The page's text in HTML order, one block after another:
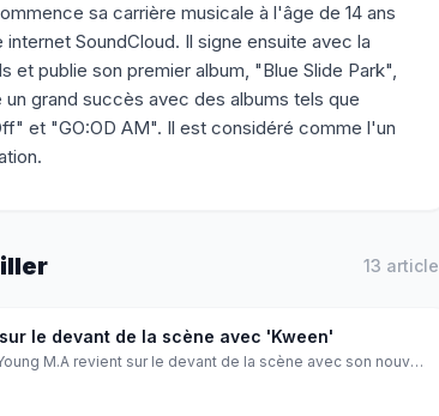
sa carrière musicale à l'âge de 14 ans
SoundCloud. Il signe ensuite avec la
et publie son premier album, "Blue Slide Park",
un grand succès avec des albums tels que
et "GO:OD AM". Il est considéré comme l'un
13 article
le devant de la scène avec 'Kween'
M.A revient sur le devant de la scène avec son nouvel
derniers mois, de son album et de son parcours.